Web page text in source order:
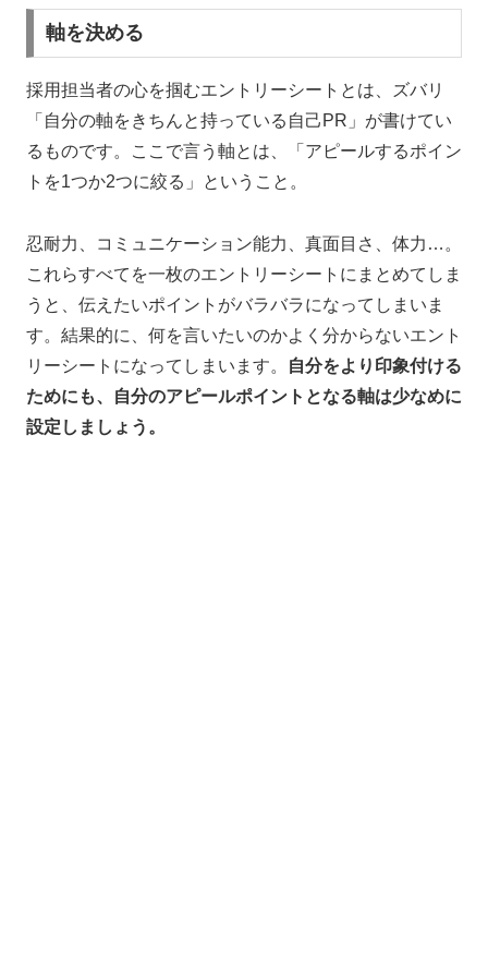
軸を決める
採用担当者の心を掴むエントリーシートとは、ズバリ
「自分の軸をきちんと持っている自己 PR 」が書けてい
るものです。ここで言う軸とは、「アピールするポイン
トを1つか2つに絞る」ということ。
忍耐力、コミュニケーション能力、真面目さ、体力…。
これらすべてを一枚のエントリーシートにまとめてしま
うと、伝えたいポイントがバラバラになってしまいま
す。結果的に、何を言いたいのかよく分からないエント
リーシートになってしまいます。
自分をより印象付ける
ためにも、自分のアピールポイントとなる軸は少なめに
設定しましょう。